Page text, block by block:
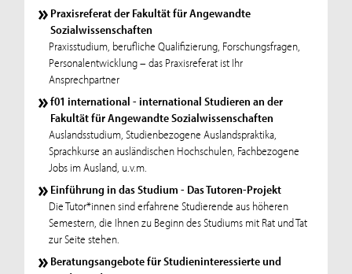
Praxisreferat der Fakultät für Angewandte
Sozialwissenschaften
Praxisstudium, berufliche Qualifizierung, Forschungsfragen,
Personalentwicklung – das Praxisreferat ist Ihr
Ansprechpartner
f01 international - international Studieren an der
Fakultät für Angewandte Sozialwissenschaften
Auslandsstudium, Studienbezogene Auslandspraktika,
Sprachkurse an ausländischen Hochschulen, Fachbezogene
Jobs im Ausland, u.v.m.
Einführung in das Studium - Das Tutoren-Projekt
Die Tutor*innen sind erfahrene Studierende aus höheren
Semestern, die Ihnen zu Beginn des Studiums mit Rat und Tat
zur Seite stehen.
Beratungsangebote für Studieninteressierte und